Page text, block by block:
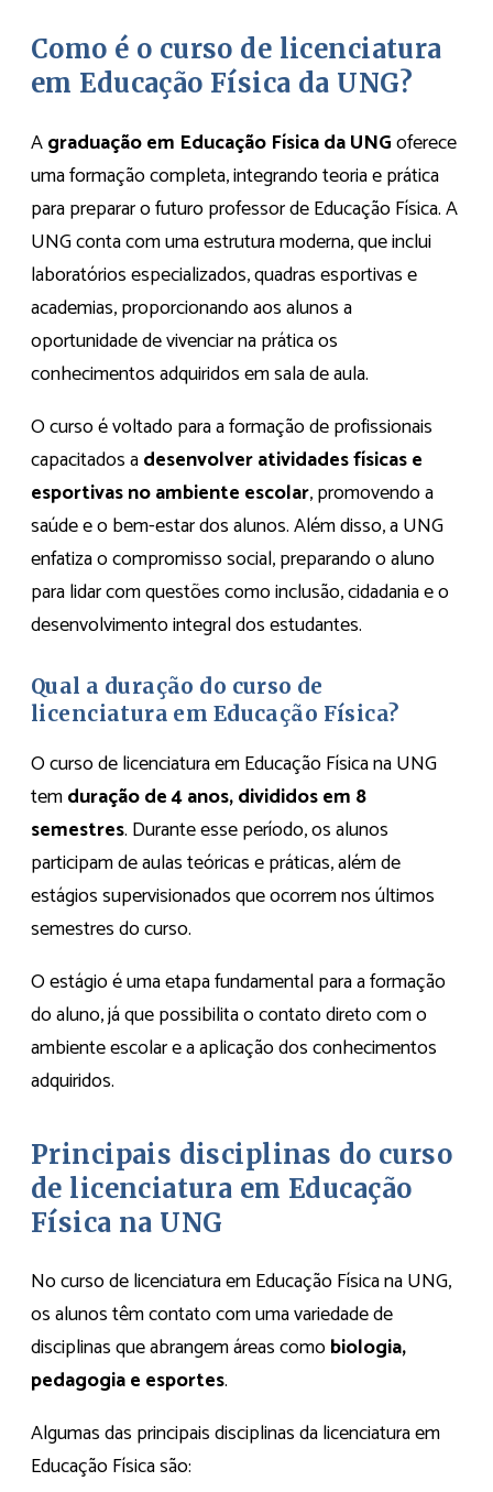
Como é o curso de licenciatura
em Educação Física da UNG?
Agraduação em Educação Física da UNGoferece
uma formação completa, integrando teoria e prática
para preparar o futuro professor de Educação Física. A
UNG conta com uma estrutura moderna, que inclui
laboratórios especializados, quadras esportivas e
academias, proporcionando aos alunos a
oportunidade de vivenciar na prática os
conhecimentos adquiridos em sala de aula.
O curso é voltado para a formação de profissionais
capacitados adesenvolver atividades físicas e
esportivas no ambiente escolar, promovendo a
saúde e o bem-estar dos alunos. Além disso, a UNG
enfatiza o compromisso social, preparando o aluno
para lidar com questões como inclusão, cidadania e o
desenvolvimento integral dos estudantes.
Qual a duração do curso de
licenciatura em Educação Física?
O curso de licenciatura em Educação Física na UNG
temduração de 4 anos, divididos em 8
semestres. Durante esse período, os alunos
participam de aulas teóricas e práticas, além de
estágios supervisionados que ocorrem nos últimos
semestres do curso.
O estágio é uma etapa fundamental para a formação
do aluno, já que possibilita o contato direto com o
ambiente escolar e a aplicação dos conhecimentos
adquiridos.
Principais disciplinas do curso
de licenciatura em Educação
Física na UNG
No curso de licenciatura em Educação Física na UNG,
os alunos têm contato com uma variedade de
disciplinas que abrangem áreas comobiologia,
pedagogia e esportes.
Algumas das principais disciplinas da licenciatura em
Educação Física são: